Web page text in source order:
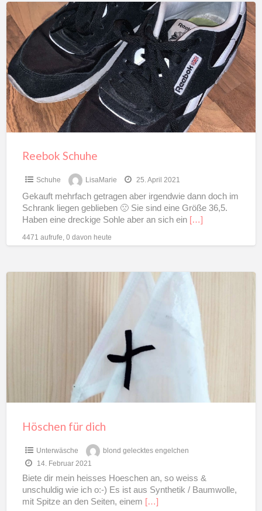
Reebok
Schuhe
Reebok Schuhe
Schuhe LisaMarie 25. April 2021
Gekauft mehrfach getragen aber irgendwie dann doch im
Schrank liegen geblieben 🙁 Sie sind eine Größe 36,5.
Haben eine dreckige Sohle aber an sich ein […]
4471 aufrufe, 0 davon heute
Höschen für dich
Unterwäsche
blond gelecktes engelchen
14. Februar 2021
Biete dir mein heisses Hoeschen an, so weiss &
unschuldig wie ich o:-) Es ist aus Synthetik / Baumwolle,
mit Spitze an den Seiten, einem […]